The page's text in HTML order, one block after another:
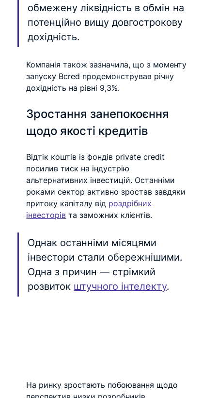
обмежену ліквідність в обмін на
потенційно вищу довгострокову
дохідність.
Компанія також зазначила, що з моменту
запуску Bcred продемонстрував річну
дохідність на рівні 9,3%.
Зростання занепокоєння
щодо якості кредитів
Відтік коштів із фондів private credit
посилив тиск на індустрію
альтернативних інвестицій. Останніми
роками сектор активно зростав завдяки
притоку капіталу від роздрібних
інвесторів та заможних клієнтів.
Однак останніми місяцями
інвестори стали обережнішими.
Одна з причин — стрімкий
розвиток штучного інтелекту.
На ринку зростають побоювання щодо